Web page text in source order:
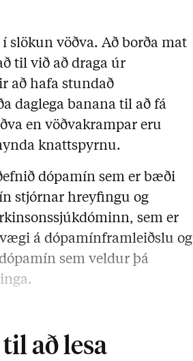
vöðva. Að borða mat
til við að draga úr
að hafa stundað
daglega banana til að fá
en vöðvakrampar eru
knattspyrnu.
dópamín sem er bæði
stjórnar hreyfingu og
sem er
á dópamínframleiðslu og
sem veldur þá
að lesa